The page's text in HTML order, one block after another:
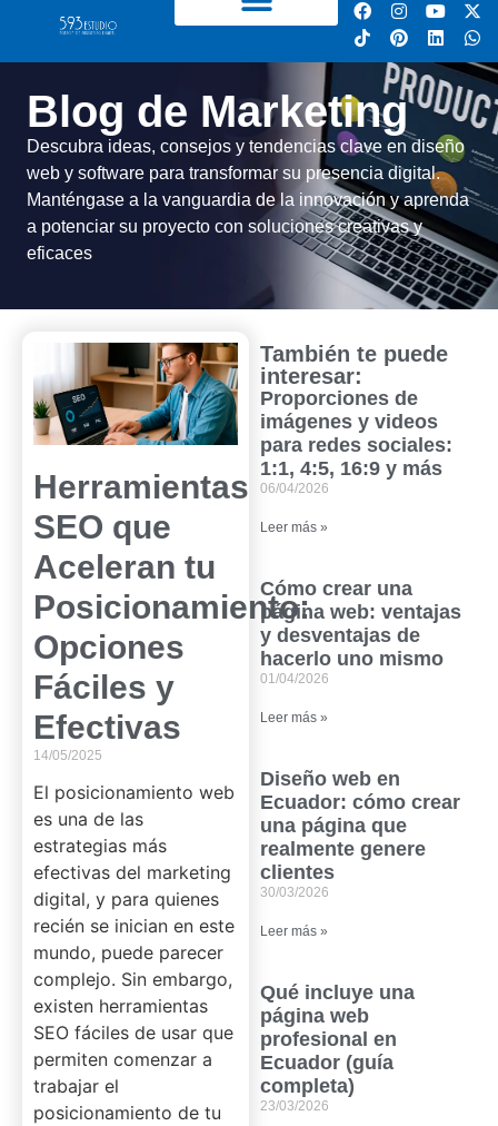
Blog de Marketing
Descubra ideas, consejos y tendencias clave en diseño
web y software para transformar su presencia digital.
Manténgase a la vanguardia de la innovación y aprenda
a potenciar su proyecto con soluciones creativas y
eficaces
Herramientas
SEO que
Aceleran tu
Posicionamiento:
Opciones
Fáciles y
Efectivas
14/05/2025
El posicionamiento web
es una de las
estrategias más
efectivas del marketing
digital, y para quienes
recién se inician en este
mundo, puede parecer
complejo. Sin embargo,
existen herramientas
SEO fáciles de usar que
permiten comenzar a
trabajar el
posicionamiento de tu
También te puede
interesar:
Proporciones de
imágenes y videos
para redes sociales:
1:1, 4:5, 16:9 y más
06/04/2026
Leer más »
Cómo crear una
página web: ventajas
y desventajas de
hacerlo uno mismo
01/04/2026
Leer más »
Diseño web en
Ecuador: cómo crear
una página que
realmente genere
clientes
30/03/2026
Leer más »
Qué incluye una
página web
profesional en
Ecuador (guía
completa)
23/03/2026